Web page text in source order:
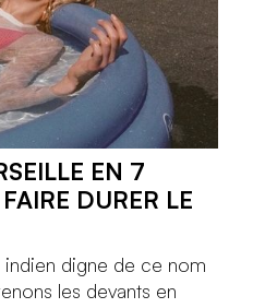
EN 7
DURER LE
digne de ce nom
les devants en